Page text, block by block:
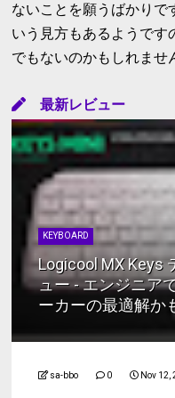
ないことを願うばかりで
いう見方もあるようです
でもないのかもしれませ
最新レビュー
KEYBOARD
Logicool MX Keys
ュー - エンジニア
ーカーの最適解か
sa-bbo 0 Nov 12,